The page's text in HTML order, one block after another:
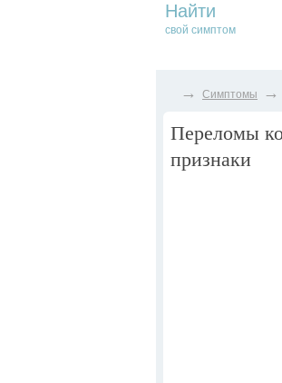
Найти
свой симптом
→ Симптомы →
Переломы
признаки